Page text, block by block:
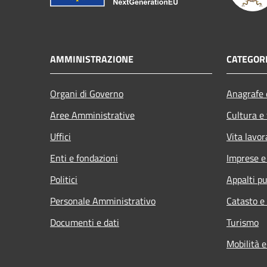
AMMINISTRAZIONE
Organi di Governo
Aree Amministrative
Uffici
Enti e fondazioni
Politici
Personale Amministrativo
Documenti e dati
Cultura
Vita
Imprese
Appalti
Catasto
Turismo
Mobilità